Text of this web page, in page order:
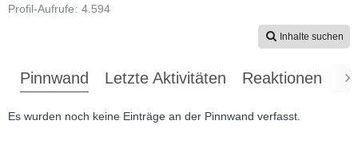
Profil-Aufrufe
4.594
Inhalte suchen
Pinnwand Letzte Aktivitäten Reaktionen
Es wurden noch keine Einträge an der Pinnwand verfasst.